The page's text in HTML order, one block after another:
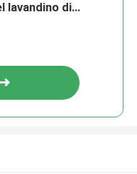
lavandino di